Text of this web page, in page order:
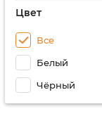
Цвет
Все
Белый
Чёрный